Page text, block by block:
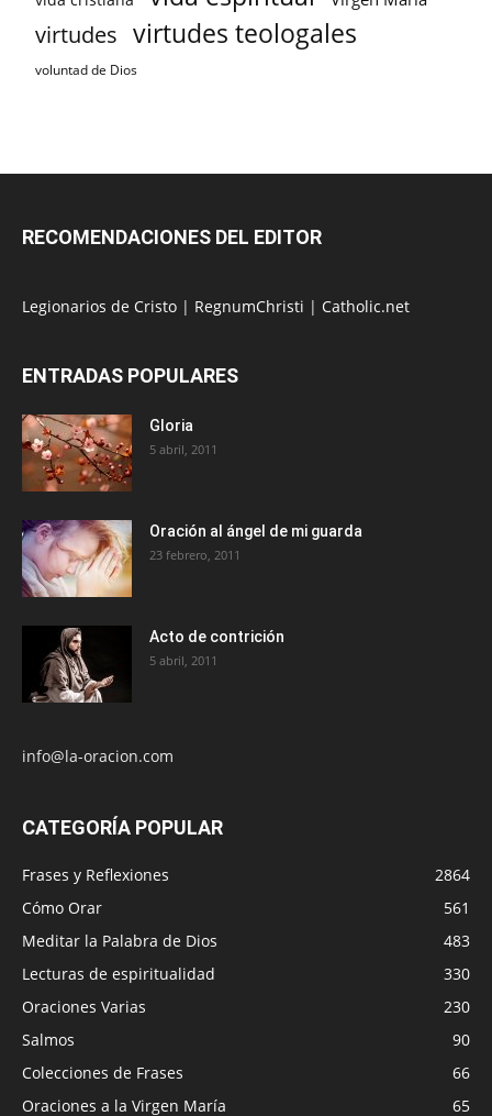
virtudes virtudes teologales
voluntad de Dios
RECOMENDACIONES DEL EDITOR
Legionarios de Cristo | RegnumChristi | Catholic.net
ENTRADAS POPULARES
Gloria
5 abril, 2011
Oración al ángel de mi guarda
23 febrero, 2011
Acto de contrición
5 abril, 2011
info@la-oracion.com
CATEGORÍA POPULAR
Frases y Reflexiones
2864
Cómo Orar
561
Meditar la Palabra de Dios
483
Lecturas de espiritualidad
330
Oraciones Varias
230
Salmos
90
Colecciones de Frases
66
Oraciones a la Virgen María
65